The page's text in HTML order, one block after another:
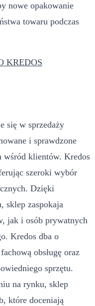
nowe opakowanie
towaru podczas
KREDOS
się w sprzedaży
i sprawdzone
wśród klientów. Kredos
szeroki wybór
Dzięki
sklep zaspokaja
jak i osób prywatnych
Kredos dba o
obsługę oraz
sprzętu.
na rynku, sklep
które doceniają